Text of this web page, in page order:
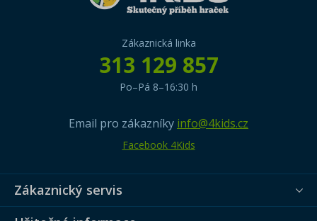
Zákaznická linka
313 129 857
Po–Pá 8–16:30 h
Email pro zákazníky info@4kids.cz
Facebook 4Kids
Zákaznický servis